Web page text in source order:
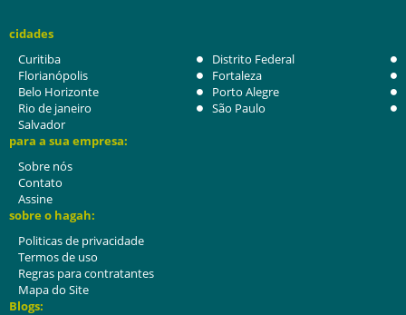
cidades
Curitiba
Distrito Federal
Florianópolis
Fortaleza
Belo Horizonte
Porto Alegre
Rio de janeiro
São Paulo
Salvador
para a sua empresa:
Sobre nós
Contato
Assine
sobre o hagah:
Politicas de privacidade
Termos de uso
Regras para contratantes
Mapa do Site
Blogs: